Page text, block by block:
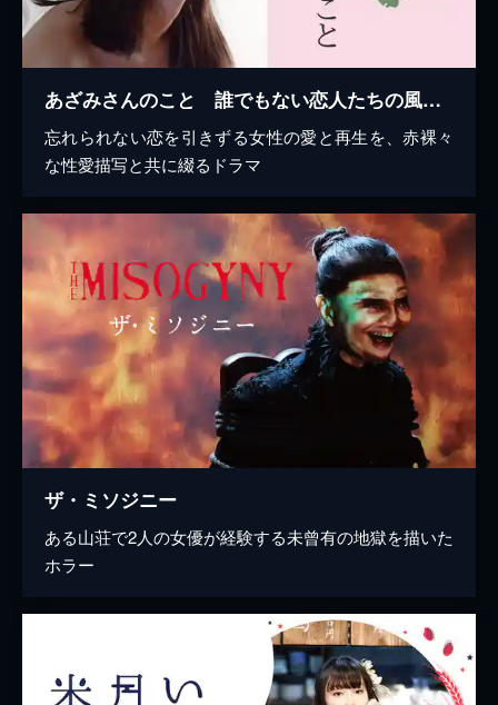
あざみさんのこと 誰でもない恋人たちの風景vol.2
忘れられない恋を引きずる女性の愛と再生を、赤裸々
な性愛描写と共に綴るドラマ
ザ・ミソジニー
ある山荘で2人の女優が経験する未曾有の地獄を描いた
ホラー